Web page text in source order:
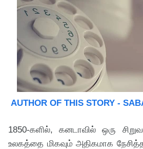
AUTHOR OF THIS STORY -
1850-களில், கனடாவில் ஒரு
உலகத்தை மிகவும் அதிகமாக